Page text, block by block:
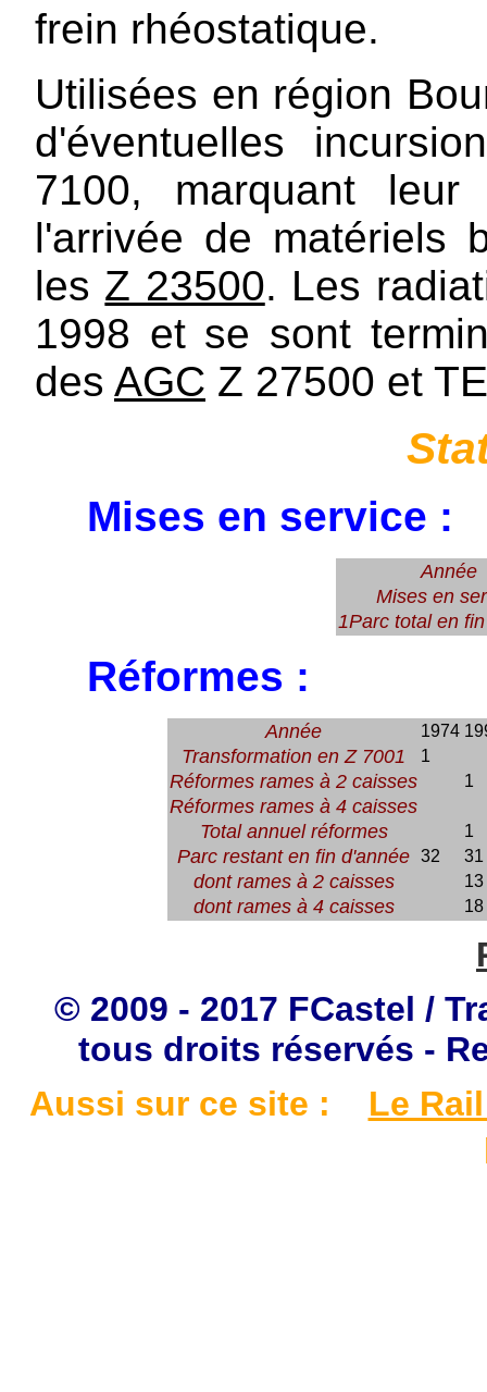
frein rhéostatique.
Utilisées en région
d'éventuelles
7100, marquant
l'arrivée de matériels
les Z 23500. Les
1998 et se sont
des AGC Z 27500 et
Mises en service :
Année
Mises en
1Parc total en
Réformes :
Année 1974
Transformation en Z 7001 1
Réformes rames à 2 caisses 1
Réformes rames à 4 caisses
Total annuel réformes
1
Parc restant en fin d'année 32 31
dont rames à 2 caisses 13
dont rames à 4 caisses 18
© 2009 - 2017 FCastel /
tous droits réservés -
Aussi sur ce site :
Le